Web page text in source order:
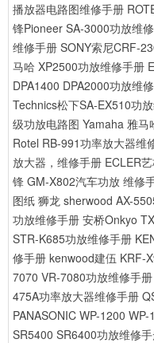
播放器电路图维修手册
锋Pioneer SA-3000功放维
维修手册 SONY索尼CRF-
马哈 XP2500功放维修手册
DPA1400 DPA2000功放维
Technics松下SA-EX510功
级功放电路图 Yamaha 雅马
Rotel RB-991功率放大器维
放大器，维修手册 ECLER
锋 GM-X802汽车功放 维修
图纸 狮龙 sherwood AX-
功放维修手册 安桥Onkyo
STR-K685功放维修手册
修手册 kenwood建伍 KRF-
7070 VR-7080功放维修手册
475A功率放大器维修手册
PANASONIC WP-1200
SR5400 SR6400功放维修